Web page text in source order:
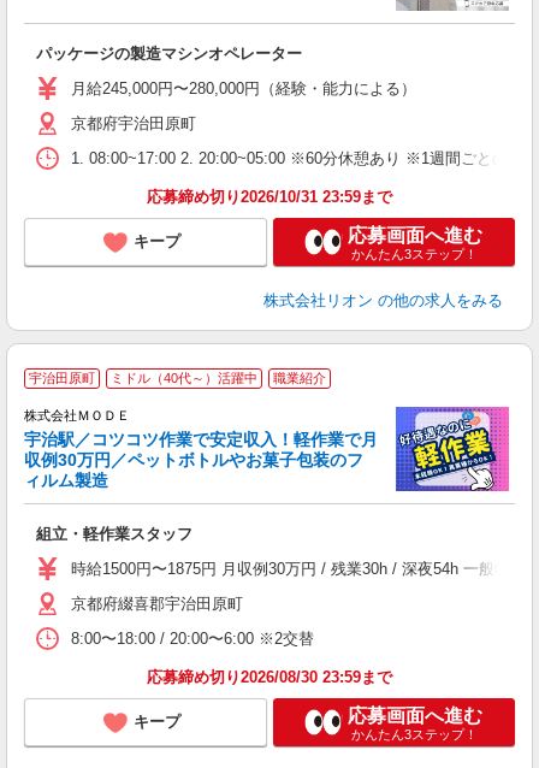
パッケージの製造マシンオペレーター
月給245,000円〜280,000円（経験・能力による）
京都府宇治田原町
1. 08:00~17:00 2. 20:00~05:00 ※60分休憩あり ※1週間ごとの2交
応募締め切り2026/10/31 23:59まで
キープ 応募画面へ進む
かんたん3ステップ！
株式会社リオン の他の求人をみる
宇治田原町 ミドル（40代～）活躍中 職業紹介
株式会社ＭＯＤＥ
宇治駅／コツコツ作業で安定収入！軽作業で月
収例30万円／ペットボトルやお菓子包装のフ
ィルム製造
組立・軽作業スタッフ
時給1500円〜1875円 月収例30万円 / 残業30h / 深夜54h 一般物
京都府綴喜郡宇治田原町
8:00〜18:00 / 20:00〜6:00 ※2交替
応募締め切り2026/08/30 23:59まで
キープ 応募画面へ進む
かんたん3ステップ！